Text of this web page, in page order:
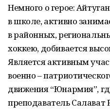
Немного о герое:
в школе, активно
в районных,
хоккею, добивается
Является активным
военно –
движения “Юнармия”,
преподаватель Салават